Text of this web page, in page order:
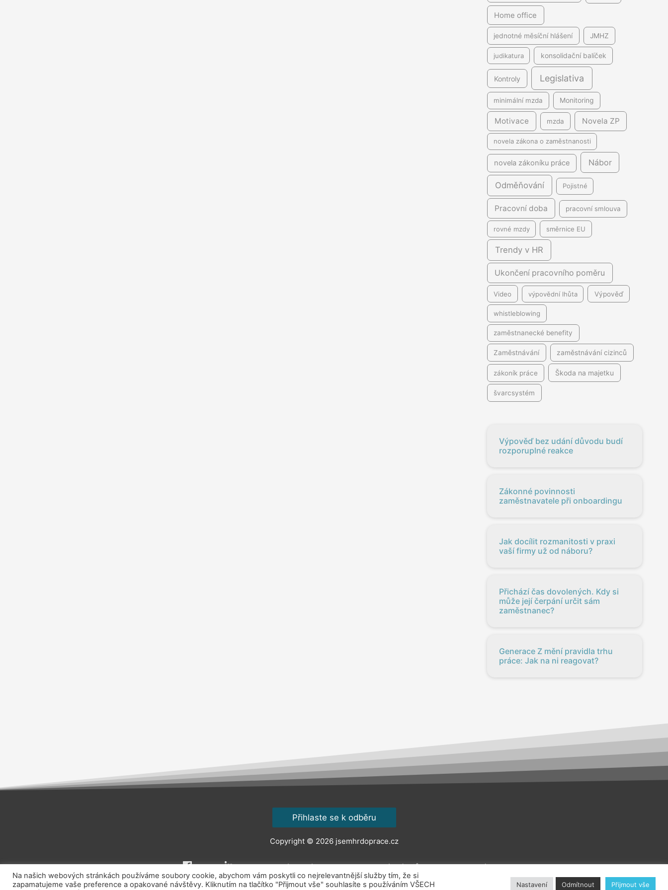
Home office
jednotné měsíční hlášení JMHZ
judikatura konsolidační balíček
Kontroly Legislativa
minimální mzda Monitoring
Motivace mzda Novela ZP
novela zákona o zaměstnanosti
novela zákoníku práce Nábor
Odměňování Pojistné
Pracovní doba pracovní smlouva
rovné mzdy směrnice EU
Trendy v HR
Ukončení pracovního poměru
Video výpovědní lhůta Výpověď
whistleblowing
zaměstnanecké benefity
Zaměstnávání zaměstnávání cizinců
zákoník práce Škoda na majetku
švarcsystém
Výpověď bez udání důvodu budí
rozporuplné reakce
Zákonné povinnosti
zaměstnavatele při onboardingu
Jak docílit rozmanitosti v praxi
vaší firmy už od náboru?
Přichází čas dovolených. Kdy si
může její čerpání určit sám
zaměstnanec?
Generace Z mění pravidla trhu
práce: Jak na ni reagovat?
Přihlaste se k odběru
Copyright © 2026 jsemhrdoprace.cz
Obchodní podmínky Ochrana osobních údajů Kontakt O nás
Na našich webových stránkách používáme soubory cookie, abychom vám poskytli co nejrelevantnější služby tím, že si
zapamatujeme vaše preference a opakované návštěvy. Kliknutím na tlačítko "Přijmout vše" souhlasíte s používáním VŠECH
Nastavení Odmítnout Přijmout vše